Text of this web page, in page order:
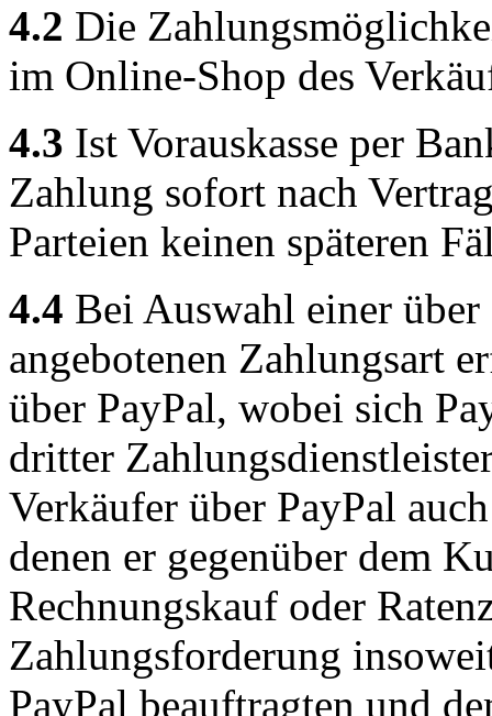
4.2 Die
im Online-Shop des
4.3 Ist Vorauskasse per
Zahlung sofort nach
Parteien keinen späteren
4.4 Bei Auswahl einer über
angebotenen Zahlungsart
über PayPal, wobei sich
dritter
Verkäufer über PayPal
denen er gegenüber dem
Rechnungskauf oder
Zahlungsforderung
PayPal beauftragten und